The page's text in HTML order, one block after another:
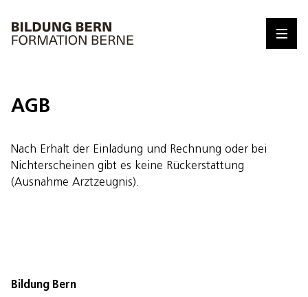
AGB
Nach Erhalt der Einladung und Rechnung oder bei
Nichterscheinen gibt es keine Rückerstattung
(Ausnahme Arztzeugnis).
Bildung Bern